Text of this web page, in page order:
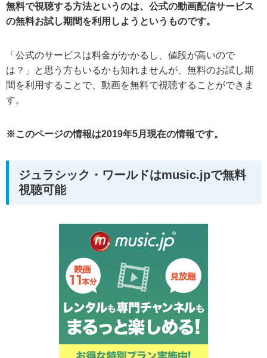
無料で視聴する方法というのは、公式の動画配信サービス
の無料お試し期間を利用しようというものです。
「公式のサービスは料金がかかるし、値段が高いので
は？」と思う方もいるかも知れませんが、無料のお試し期
間を利用することで、動画を無料で視聴することができま
す。
※このページの情報は2019年5月現在の情報です。
ジュラシック・ワールドはmusic.jpで無料
視聴可能